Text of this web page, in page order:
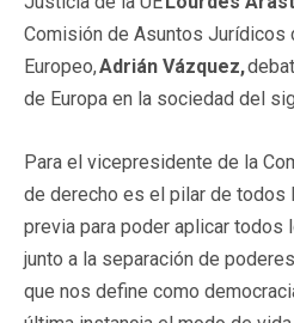
Comisión de Asuntos Jurídicos
Europeo,Adrián Vázquez,
de Europa en la sociedad del
Para el vicepresidente de la
de derecho es el pilar de todos
previa para poder aplicar todos
junto a la separación de
que nos define como